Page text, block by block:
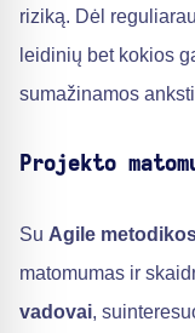
riziką. Dėl
leidinių bet kokios
sumažinamos
Projekto
Su Agile
matomumas ir
vadovai,